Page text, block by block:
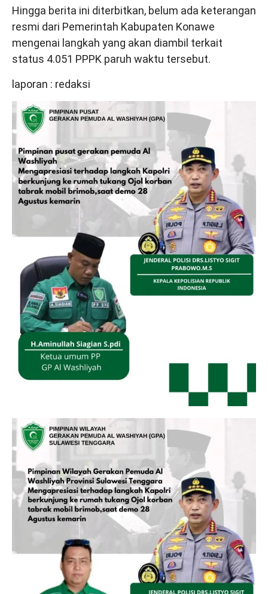
Hingga berita ini diterbitkan, belum ada keterangan
resmi dari Pemerintah Kabupaten Konawe
mengenai langkah yang akan diambil terkait
status 4.051 PPPK paruh waktu tersebut.
laporan : redaksi